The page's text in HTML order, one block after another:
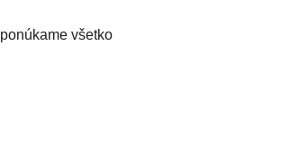
všetko